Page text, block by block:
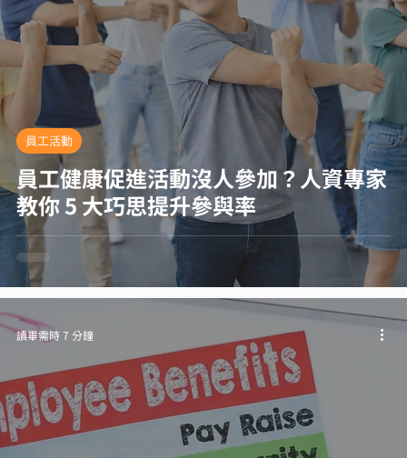
員工健康促進活動沒人參加？人資專家
教你 5 大巧思提升參與率
員工活動
讀畢需時 7 分鐘